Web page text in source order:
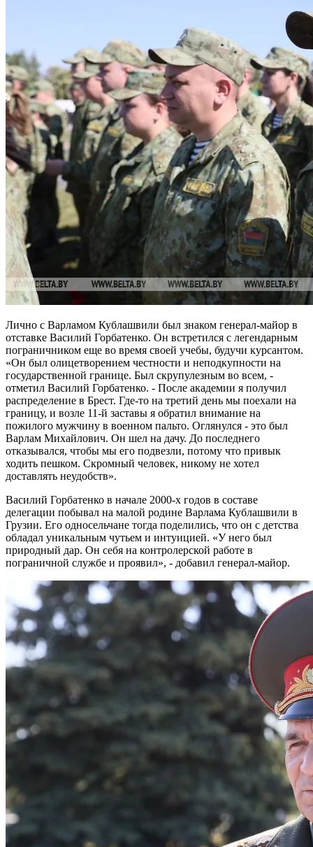
Лично с Варламом Кублашвили был знаком генерал-майор в
отставке Василий Горбатенко. Он встретился с легендарным
пограничником еще во время своей учебы, будучи курсантом.
«Он был олицетворением честности и неподкупности на
государственной границе. Был скрупулезным во всем, -
отметил Василий Горбатенко. - После академии я получил
распределение в Брест. Где-то на третий день мы поехали на
границу, и возле 11-й заставы я обратил внимание на
пожилого мужчину в военном пальто. Оглянулся - это был
Варлам Михайлович. Он шел на дачу. До последнего
отказывался, чтобы мы его подвезли, потому что привык
ходить пешком. Скромный человек, никому не хотел
доставлять неудобств».
Василий Горбатенко в начале 2000-х годов в составе
делегации побывал на малой родине Варлама Кублашвили в
Грузии. Его односельчане тогда поделились, что он с детства
обладал уникальным чутьем и интуицией. «У него был
природный дар. Он себя на контролерской работе в
пограничной службе и проявил», - добавил генерал-майор.